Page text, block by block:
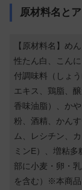
原材料名と
【原材料名】め
性たん白、こん
付調味料（しょ
エキス、鶏脂、
香味油脂）、か
粉、酒精、かん
ム、レシチン、
ミンE）、増粘
部に小麦・卵・
を含む）※本商